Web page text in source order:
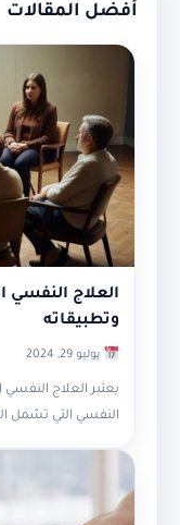
أفضل المقالات
العلاج النفسي
وتطبيقاته
يوليو 29, 2024
يعتبر العلاج
النفسي التي تشمل